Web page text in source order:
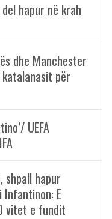
hapur në krah
dhe Manchester
për
UEFA
shpall hapur
E
vitet e fundit